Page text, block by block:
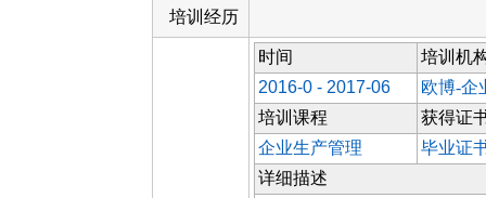
培训经历
时间
培训机
2016-0 - 2017-06
欧博-企
培训课程
获得证
企业生产管理
毕业证
详细描述